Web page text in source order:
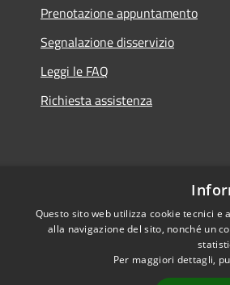
Prenotazione appuntamento
Segnalazione disservizio
Leggi le FAQ
Richiesta assistenza
Questo sito web utilizza cookie tecnici
alla navigazione del sito, nonché un
Per maggiori dettagli,